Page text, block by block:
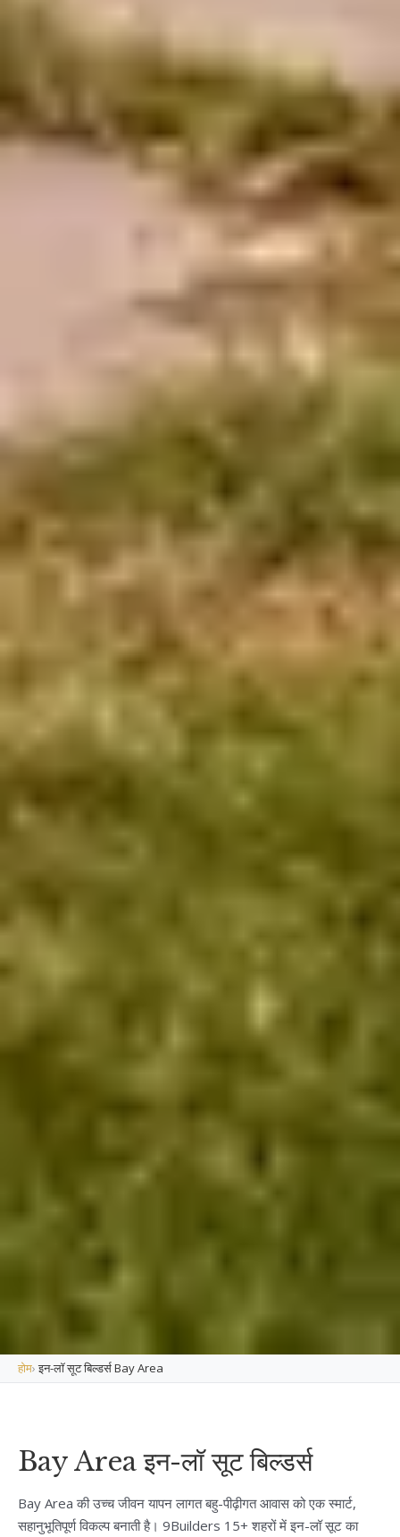
होम›इन-लॉ सूट बिल्डर्स Bay Area
Bay Area इन-लॉ सूट बिल्डर्स
Bay Area की उच्च जीवन यापन लागत बहु-पीढ़ीगत आवास को एक स्मार्ट,
सहानुभूतिपूर्ण विकल्प बनाती है। 9Builders 15+ शहरों में इन-लॉ सूट का